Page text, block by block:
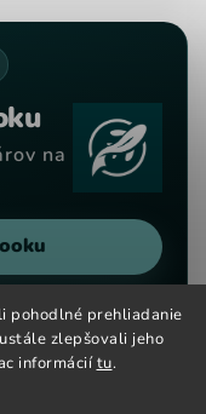
pohodlné prehliadanie
zlepšovali jeho
informáciítu.
na
práva vyhradené.